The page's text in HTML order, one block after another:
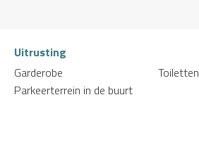
Uitrusting
Garderobe
Parkeerterrein in de buurt
Toiletten